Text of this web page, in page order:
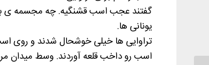
گفتند عجب اسب قشنگیه. چه مجسمه ی
یونانی ها.
تراوایی ها خیلی خوشحال شدند و روی اسب
اسب رو داخب قلعه آوردند. وسط میدان